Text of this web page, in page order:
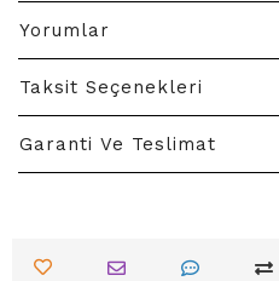
Yorumlar
Taksit Seçenekleri
Garanti Ve Teslimat